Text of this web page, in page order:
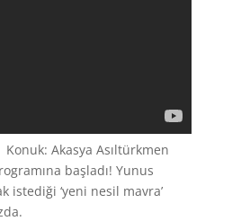
Akasya Asıltürkmen
başladı! Yunus
istediği ‘yeni nesil mavra’